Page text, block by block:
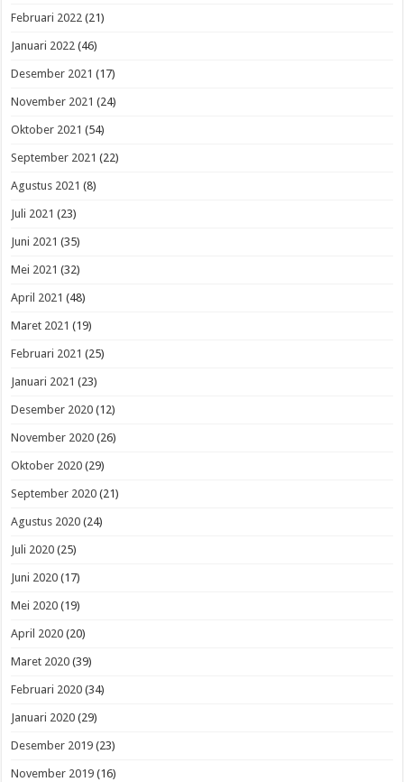
Februari 2022 (21)
Januari 2022 (46)
Desember 2021 (17)
November 2021 (24)
Oktober 2021 (54)
September 2021 (22)
Agustus 2021 (8)
Juli 2021 (23)
Juni 2021 (35)
Mei 2021 (32)
April 2021 (48)
Maret 2021 (19)
Februari 2021 (25)
Januari 2021 (23)
Desember 2020 (12)
November 2020 (26)
Oktober 2020 (29)
September 2020 (21)
Agustus 2020 (24)
Juli 2020 (25)
Juni 2020 (17)
Mei 2020 (19)
April 2020 (20)
Maret 2020 (39)
Februari 2020 (34)
Januari 2020 (29)
Desember 2019 (23)
November 2019 (16)